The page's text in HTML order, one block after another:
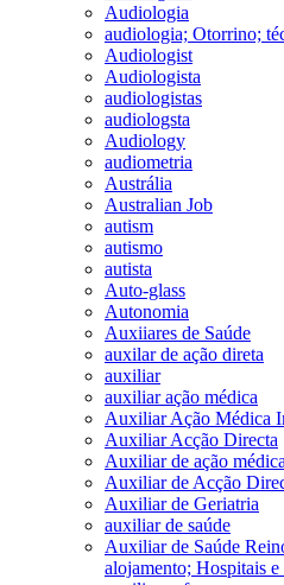
Audiologia
audiologia; Otorrino;
Audiologist
Audiologista
audiologistas
audiologsta
Audiology
audiometria
Austrália
Australian Job
autism
autismo
autista
Auto-glass
Autonomia
Auxiiares de Saúde
auxilar de ação direta
auxiliar
auxiliar ação médica
Auxiliar Ação Médica
Auxiliar Acção Directa
Auxiliar de ação médica
Auxiliar de Acção
Auxiliar de Geriatria
auxiliar de saúde
Auxiliar de Saúde
alojamento; Hospitais